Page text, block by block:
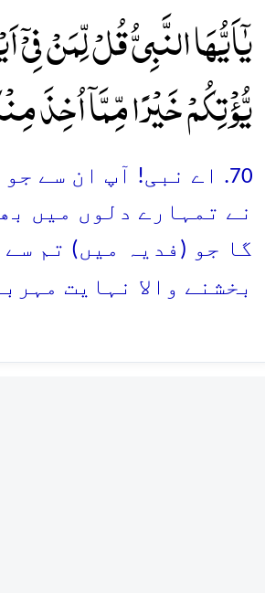
یٰۤاَیُّہَا النَّبِیُّ قُلۡ لِّمَنۡ
یُّؤۡتِکُمۡ خَیۡرًا مِّمَّاۤ اُخِذَ
70. اے نبی! آپ ان سے
نے تمہارے دلوں میں
گا جو (فدیہ میں) تم
بخشنے والا نہایت